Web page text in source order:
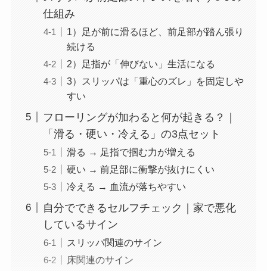
仕組み
1）足が前に滑るほど、前足部が踏ん張り
続ける
2）足指が「伸びない」生活になる
3）スリッパは「重心のズレ」を固定しや
すい
フローリングが加わると何が起きる？｜
「滑る・硬い・冷える」の3点セット
滑る → 足指で掴む力が増える
硬い → 前足部に衝撃が抜けにくい
冷える → 血流が落ちやすい
自分でできるセルフチェック｜家で悪化
しているサイン
スリッパ関連のサイン
床関連のサイン